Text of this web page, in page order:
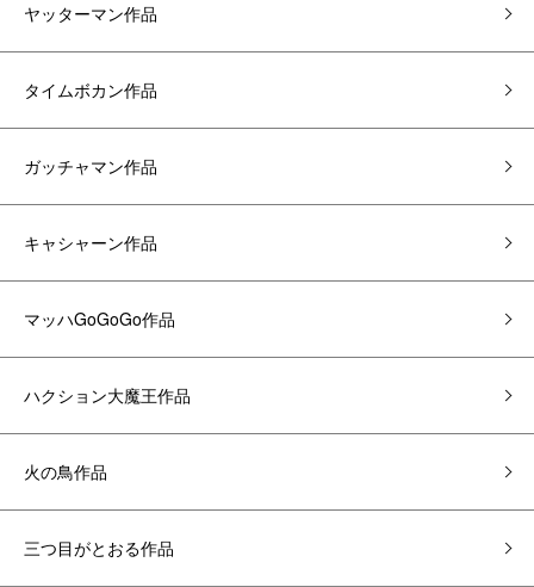
ヤッターマン作品
タイムボカン作品
ガッチャマン作品
キャシャーン作品
マッハGoGoGo作品
ハクション大魔王作品
火の鳥作品
三つ目がとおる作品